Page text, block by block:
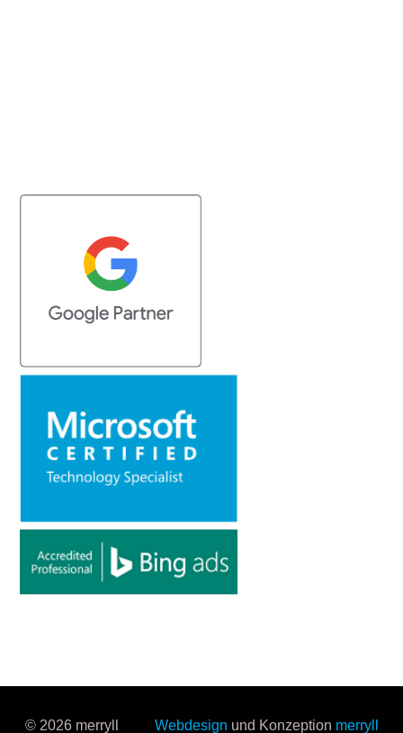
© 2026 merryll Webdesign und Konzeption merryll